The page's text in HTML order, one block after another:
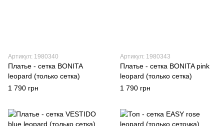
Артикул: 1980340
Платье - сетка BONITA
leopard (только сетка)
1 790 грн
Артикул: 1980343
Платье - сетка BONITA pink
leopard (только сетка)
1 790 грн